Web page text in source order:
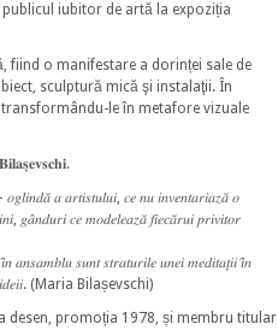
publicul iubitor de artă la expoziția
fiind o manifestare a dorinței sale de
sculptură mică şi instalaţii. În
le în metafore vizuale
𝑎 𝑎𝑟𝑡𝑖𝑠𝑡𝑢𝑙𝑢𝑖, 𝑐𝑒 𝑛𝑢 𝑖𝑛𝑣𝑒𝑛𝑡𝑎𝑟𝑖𝑎𝑧𝑎̆ 𝑜
𝑔𝑎̂𝑛𝑑𝑢𝑟𝑖 𝑐𝑒 𝑚𝑜𝑑𝑒𝑙𝑒𝑎𝑧𝑎̆ 𝑓𝑖𝑒𝑐𝑎̆𝑟𝑢𝑖 𝑝𝑟𝑖𝑣𝑖𝑡𝑜𝑟
𝑎𝑛𝑠𝑎𝑚𝑏𝑙𝑢 𝑠𝑢𝑛𝑡 𝑠𝑡𝑟𝑎𝑡𝑢𝑟𝑖𝑙𝑒 𝑢𝑛𝑒𝑖 𝑚𝑒𝑑𝑖𝑡𝑎𝑡̦𝑖𝑖 𝑖̂𝑛
𝑖𝑑𝑒𝑖𝑖. (Maria Bilașevschi)
desen, promoția 1978, și membru titular